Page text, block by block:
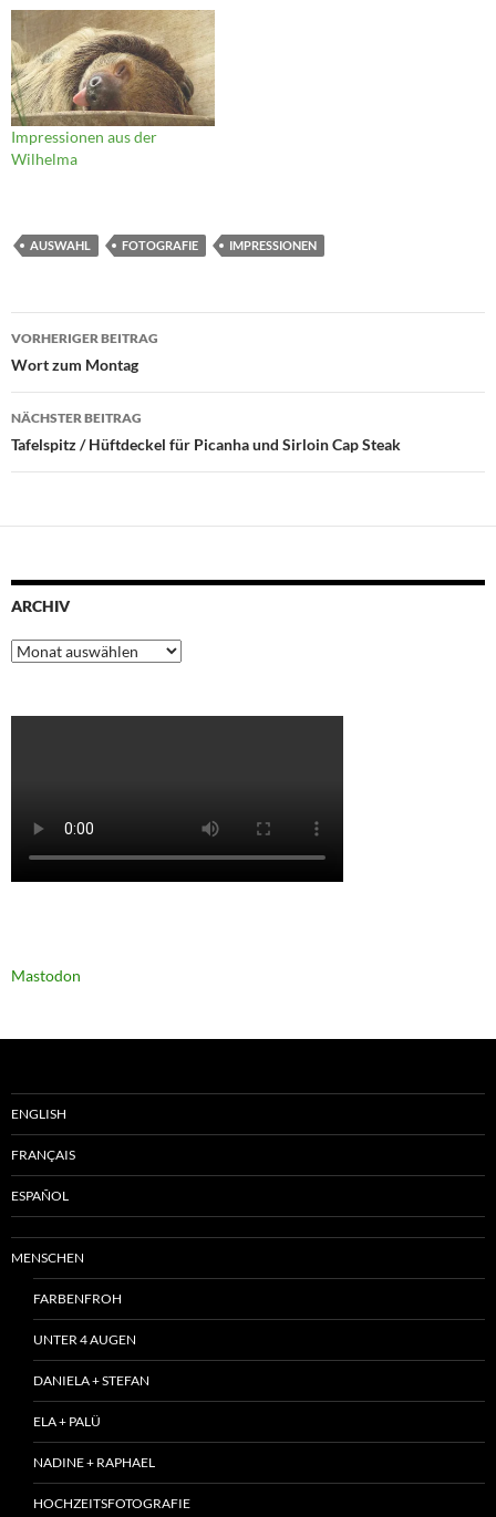
Impressionen aus der
Wilhelma
AUSWAHL FOTOGRAFIE IMPRESSIONEN
Beitragsnavigation
VORHERIGER BEITRAG
Wort zum Montag
NÄCHSTER BEITRAG
Tafelspitz / Hüftdeckel für Picanha und Sirloin Cap Steak
ARCHIV
Archiv
Mastodon
ENGLISH
FRANÇAIS
ESPAÑOL
MENSCHEN
FARBENFROH
UNTER 4 AUGEN
DANIELA + STEFAN
ELA + PALÜ
NADINE + RAPHAEL
HOCHZEITSFOTOGRAFIE